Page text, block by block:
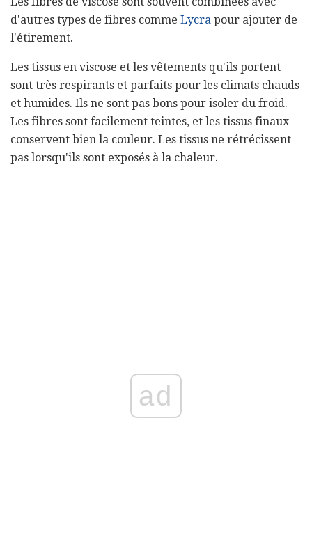
d'autres types de fibres comme Lycra pour ajouter de
l'étirement.
Les tissus en viscose et les vêtements qu'ils portent
sont très respirants et parfaits pour les climats chauds
et humides. Ils ne sont pas bons pour isoler du froid.
Les fibres sont facilement teintes, et les tissus finaux
conservent bien la couleur. Les tissus ne rétrécissent
pas lorsqu'ils sont exposés à la chaleur.
ad